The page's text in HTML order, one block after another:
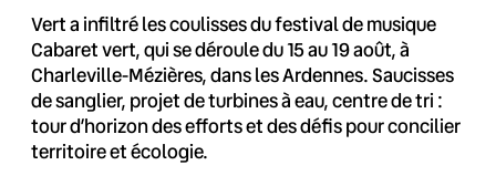
Vert a infiltré les coulisses du festival de musique
Cabaret vert, qui se déroule du 15 au 19 août, à
Charleville-Mézières, dans les Ardennes. Saucisses
de sanglier, projet de turbines à eau, centre de tri :
tour d’horizon des efforts et des défis pour concilier
territoire et écologie.